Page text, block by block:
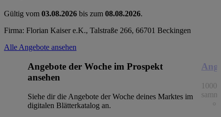
Gültig vom 03.08.2026 bis zum 08.08.2026.
Firma: Florian Kaiser e.K., Talstraße 266, 66701 Beckingen
Alle Angebote ansehen
Angebote der Woche im Prospekt
ansehen
Siehe dir die Angebote der Woche deines Marktes im
digitalen Blätterkatalog an.
1000